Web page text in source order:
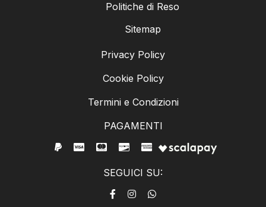
Politiche di Reso
Sitemap
Privacy Policy
Cookie Policy
Termini e Condizioni
PAGAMENTI
SEGUICI SU: